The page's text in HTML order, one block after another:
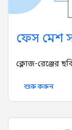
ফেস মেশ
ক্লোজ-রেঞ্জের
শুরু করুন